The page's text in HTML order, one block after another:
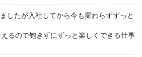
したが入社してから今も変わらずずっと
るので飽きずにずっと楽しくできる仕事